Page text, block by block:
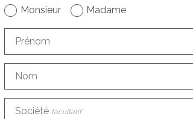
Monsieur Madame
Prénom
Nom
Société facultatif